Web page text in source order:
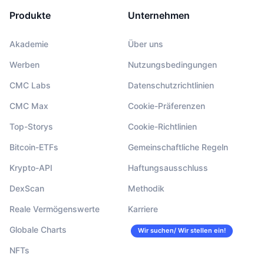
Produkte
Akademie
Werben
CMC Labs
CMC Max
Top-Storys
Bitcoin-ETFs
Krypto-API
DexScan
Reale Vermögenswerte
Globale Charts
NFTs
Unternehmen
Über uns
Nutzungsbedingungen
Datenschutzrichtlinien
Cookie-Präferenzen
Cookie-Richtlinien
Gemeinschaftliche Regeln
Haftungsausschluss
Methodik
Karriere
Wir suchen/ Wir stellen ein!